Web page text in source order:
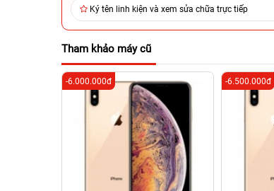
Ký tên linh kiện và xem sửa chữa trực tiếp
Tham khảo máy cũ
-6.000.000đ -6.500.000đ